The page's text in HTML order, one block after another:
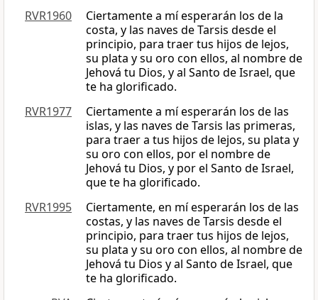
RVR1960
Ciertamente a mí esperarán los de la
costa, y las naves de Tarsis desde el
principio, para traer tus hijos de lejos,
su plata y su oro con ellos, al nombre de
Jehová tu Dios, y al Santo de Israel, que
te ha glorificado.
RVR1977
Ciertamente a mí esperarán los de las
islas, y las naves de Tarsis las primeras,
para traer a tus hijos de lejos, su plata y
su oro con ellos, por el nombre de
Jehová tu Dios, y por el Santo de Israel,
que te ha glorificado.
RVR1995
Ciertamente, en mí esperarán los de las
costas, y las naves de Tarsis desde el
principio, para traer tus hijos de lejos,
su plata y su oro con ellos, al nombre de
Jehová tu Dios y al Santo de Israel, que
te ha glorificado.